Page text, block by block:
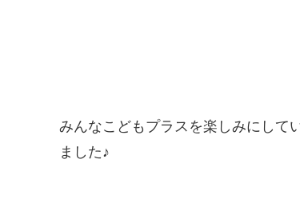
みんなこどもプラスを楽しみにして
ました♪